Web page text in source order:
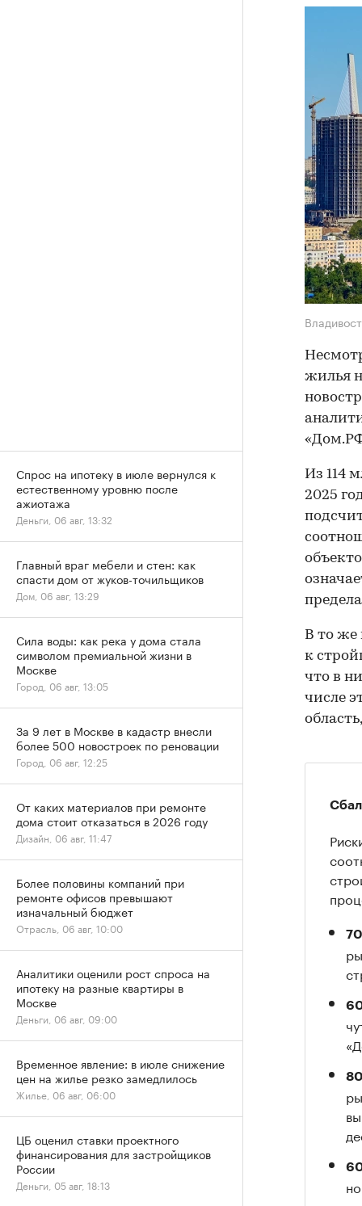
жилья
Из 114
2025
В то же
к
что в
числе
Спрос на ипотеку в июле вернулся к
естественному уровню после
ажиотажа
Деньги, 06 авг, 13:32
Главный враг мебели и стен: как
спасти дом от жуков-точильщиков
Дом, 06 авг, 13:29
Сила воды: как река у дома стала
символом премиальной жизни в
Москве
Город, 06 авг, 13:05
За 9 лет в Москве в кадастр внесли
более 500 новостроек по реновации
Город, 06 авг, 12:25
От каких материалов при ремонте
дома стоит отказаться в 2026 году
Дизайн, 06 авг, 11:47
Более половины компаний при
ремонте офисов превышают
изначальный бюджет
Отрасль, 06 авг, 10:00
Аналитики оценили рост спроса на
ипотеку на разные квартиры в
Москве
Деньги, 06 авг, 09:00
Временное явление: в июле снижение
цен на жилье резко замедлилось
Жилье, 06 авг, 06:00
ЦБ оценил ставки проектного
финансирования для застройщиков
России
Деньги, 05 авг, 18:13